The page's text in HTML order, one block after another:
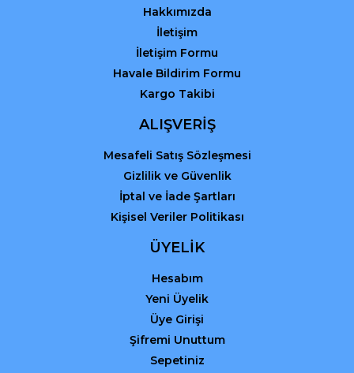
Gönder
Hakkımızda
İletişim
İletişim Formu
Havale Bildirim Formu
Kargo Takibi
ALIŞVERİŞ
Mesafeli Satış Sözleşmesi
Gizlilik ve Güvenlik
İptal ve İade Şartları
Kişisel Veriler Politikası
ÜYELİK
Hesabım
Yeni Üyelik
Üye Girişi
Şifremi Unuttum
Sepetiniz